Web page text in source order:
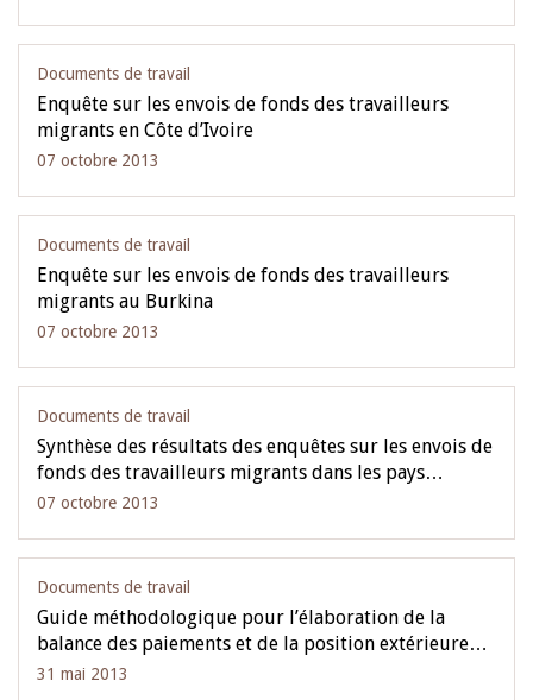
Documents de travail
Enquête sur les envois de fonds des travailleurs
migrants en Côte d’Ivoire
07 octobre 2013
Documents de travail
Enquête sur les envois de fonds des travailleurs
migrants au Burkina
07 octobre 2013
Documents de travail
Synthèse des résultats des enquêtes sur les envois de
fonds des travailleurs migrants dans les pays…
07 octobre 2013
Documents de travail
Guide méthodologique pour l’élaboration de la
balance des paiements et de la position extérieure…
31 mai 2013